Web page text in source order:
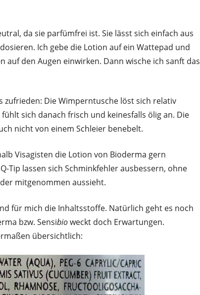
da sie parfümfrei ist. Sie lässt sich einfach aus
Ich gebe die Lotion auf ein Wattepad und
auf den Augen einwirken. Dann wische ich sanft das
zufrieden: Die Wimperntusche löst sich relativ
sich danach frisch und keinesfalls ölig an. Die
nicht von einem Schleier benebelt.
Visagisten die Lotion von Bioderma gern
Tip lassen sich Schminkfehler ausbessern, ohne
mitgenommen aussieht.
für mich die Inhaltsstoffe. Natürlich geht es noch
bzw. Sensibioweckt doch Erwartungen.
übersichtlich: